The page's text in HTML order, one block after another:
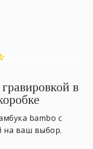
в
bambo с
на ваш выбор.